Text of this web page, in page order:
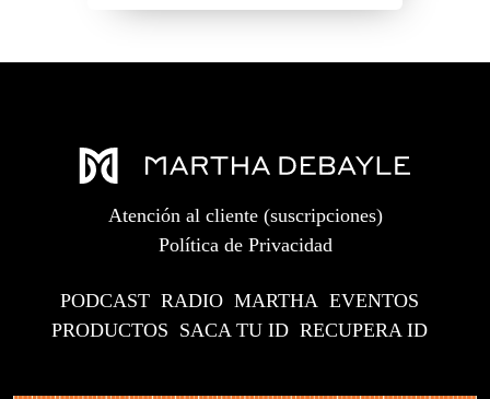
Atención al cliente (suscripciones)
Política de Privacidad
PODCAST RADIO MARTHA EVENTOS
PRODUCTOS SACA TU ID RECUPERA ID